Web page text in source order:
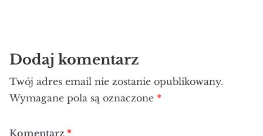
Dodaj komentarz
Twój adres email nie zostanie opublikowany.
Wymagane pola są oznaczone *
Komentarz *